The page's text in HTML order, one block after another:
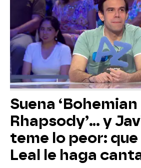
Suena ‘Bohemian
Rhapsody’... y
teme lo peor:
Leal le haga